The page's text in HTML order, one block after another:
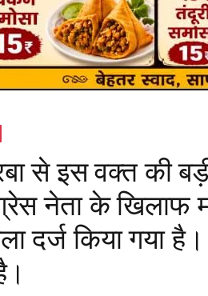
से इस वक्त की
नेता के खिलाफ
दर्ज किया गया